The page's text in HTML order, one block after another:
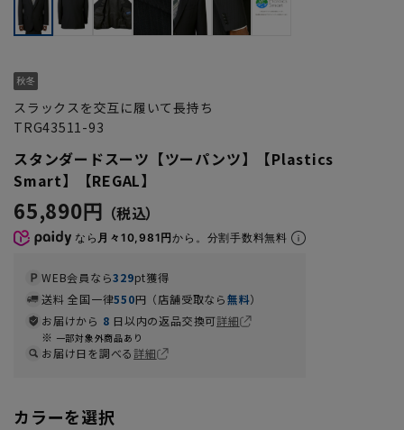
スラックスを交互に履いて長持ち
TRG43511-93
スタンダードスーツ【ツーパンツ】【Plastics
Smart】【REGAL】
65,890円
なら 月々10,981円から。分割手数料無料
WEB会員なら329pt獲得
送料 全国一律550円（店舗受取なら無料）
お届けから 8 日以内の返品交換可詳細
一部対象外商品あり
お届け日を調べる詳細
カラーを選択